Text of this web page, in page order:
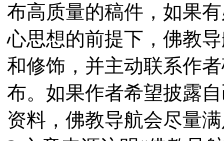
布高质量的稿件，如果
心思想的前提下，佛教
和修饰，并主动联系作
布。如果作者希望披露
资料，佛教导航会尽量